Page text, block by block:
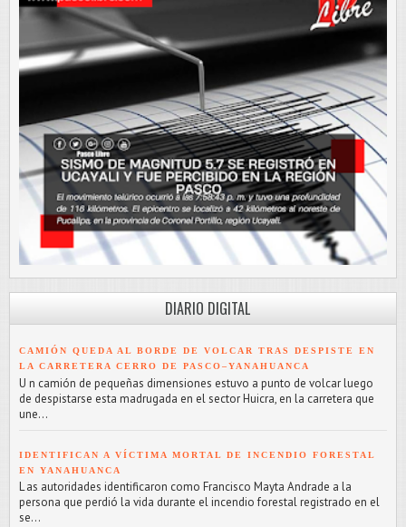
DIARIO DIGITAL
CAMIÓN QUEDA AL BORDE DE VOLCAR TRAS DESPISTE EN
LA CARRETERA CERRO DE PASCO–YANAHUANCA
U n camión de pequeñas dimensiones estuvo a punto de volcar luego
de despistarse esta madrugada en el sector Huicra, en la carretera que
une...
IDENTIFICAN A VÍCTIMA MORTAL DE INCENDIO FORESTAL
EN YANAHUANCA
L as autoridades identificaron como Francisco Mayta Andrade a la
persona que perdió la vida durante el incendio forestal registrado en el
se...